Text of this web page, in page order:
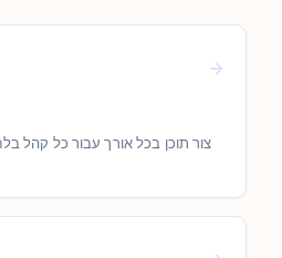
צור תוכן בכל אורך עבור כל קהל